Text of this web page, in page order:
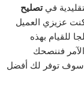
فيتصليح
كنت عزيزي العميل
للقيام بهذه
فننصحك
سوف توفر لك أفضل